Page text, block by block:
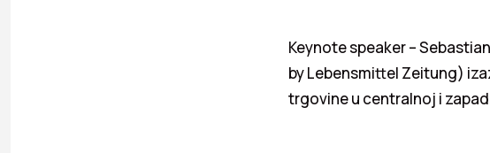
Keynote speaker –
by Lebensmittel Zeitung)
trgovine u centralnoj i